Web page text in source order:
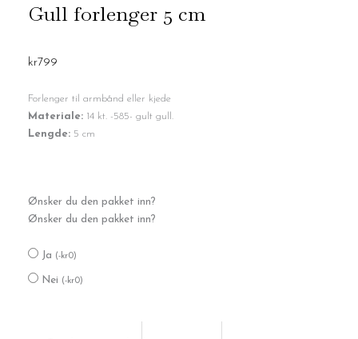
Gull forlenger 5 cm
kr799
Forlenger til armbånd eller kjede
Materiale: 14 kt. -585- gult gull.
Lengde: 5 cm
Ønsker du den pakket inn?
Ønsker du den pakket inn?
Ja (-kr0)
Nei (-kr0)
forlenger
5
antall